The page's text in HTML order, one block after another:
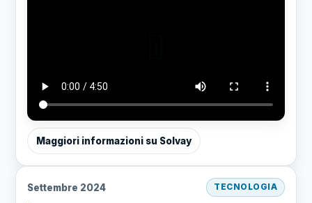
Maggiori informazioni su Solvay
Settembre 2024 TECNOLOGIA